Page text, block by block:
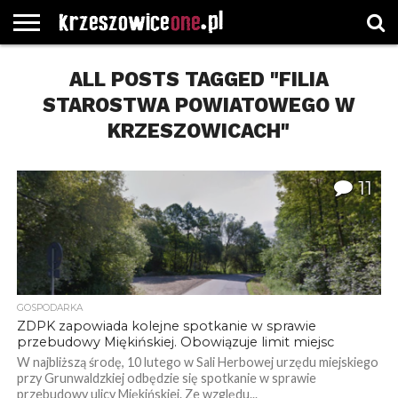
GŁÓWNA
WYBORY
SAMORZĄDOWE
WYBIERZ
KATEGORIE
ROZKŁADY
JAZDY
GREGORCZYK
WATCH
KONTAKTALL POSTS TAGGED "FILIA
STAROSTWA POWIATOWEGO W
KRZESZOWICACH"
11
GOSPODARKA
ZDPK zapowiada kolejne spotkanie w sprawie
przebudowy Miękińskiej. Obowiązuje limit miejsc
W najbliższą środę, 10 lutego w Sali Herbowej urzędu miejskiego
przy Grunwaldzkiej odbędzie się spotkanie w sprawie
przebudowy ulicy Miękińskiej. Ze względu...